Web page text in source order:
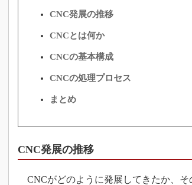
CNC発展の推移
CNCとは何か
CNCの基本構成
CNCの処理プロセス
まとめ
CNC発展の推移
CNCがどのように発展してきたか、そ